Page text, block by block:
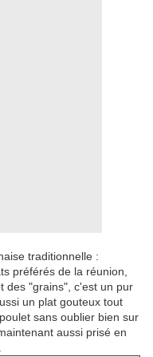
traditionnelle :
préférés de la réunion,
des "grains", c'est un pur
un plat gouteux tout
sans oublier bien sur
aussi prisé en